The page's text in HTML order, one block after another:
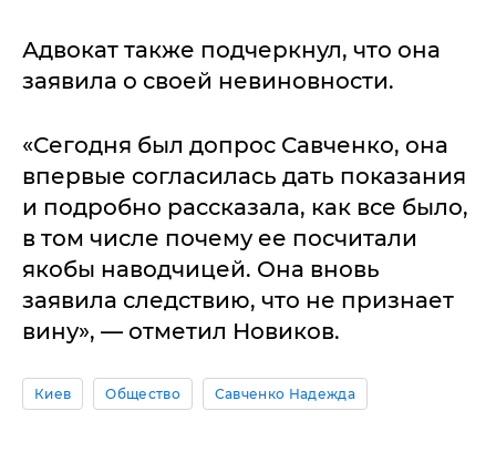
Адвокат также подчеркнул, что она
заявила о своей невиновности.
«Сегодня был допрос Савченко, она
впервые согласилась дать показания
и подробно рассказала, как все было,
в том числе почему ее посчитали
якобы наводчицей. Она вновь
заявила следствию, что не признает
вину», — отметил Новиков.
Киев Общество Савченко Надежда